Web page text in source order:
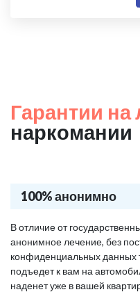
Гарантии на
наркомании
100% анонимно
В отличие от
анонимное лечение, без
конфиденциальных данных
подъедет к вам на
наденет уже в вашей